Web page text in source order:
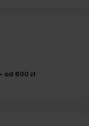
• od 800 zł